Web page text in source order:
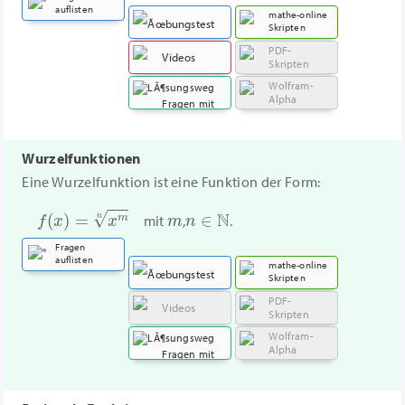
auflisten
Übungstest
mathe-online
Skripten
Videos
PDF-
Skripten
Fragen mit
Wolfram-
Alpha
Wurzelfunktionen
Eine Wurzelfunktion ist eine Funktion der Form:
( x = n mit , N .
Fragen
auflisten
Übungstest
mathe-online
Skripten
Videos
PDF-
Skripten
Fragen mit
Lösungsweg
Wolfram-
Alpha